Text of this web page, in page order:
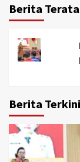
Berita
Berita Terkini